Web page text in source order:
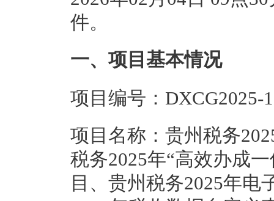
件。
一、项目基本情况
项目编号：DXCG2025-
项目名称：贵州税务
税务2025年“高效办成
目、贵州税务2025年电